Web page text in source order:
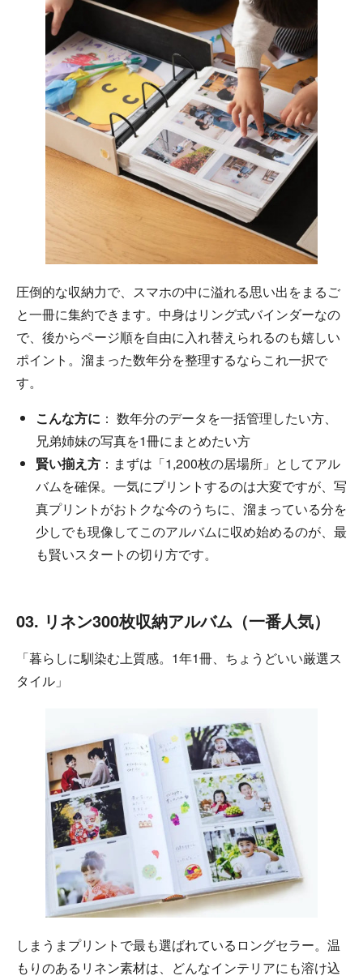
圧倒的な収納力で、スマホの中に溢れる思い出をまるご
と一冊に集約できます。中身はリング式バインダーなの
で、後からページ順を自由に入れ替えられるのも嬉しい
ポイント。溜まった数年分を整理するならこれ一択で
す。
こんな方に ： 数年分のデータを一括管理したい方、
兄弟姉妹の写真を1冊にまとめたい方
賢い揃え方 ：まずは「1,200枚の居場所」としてアル
バムを確保。一気にプリントするのは大変ですが、写
真プリントがおトクな今のうちに、溜まっている分を
少しでも現像してこのアルバムに収め始めるのが、最
も賢いスタートの切り方です。
03. リネン300枚収納アルバム（一番人気）
「暮らしに馴染む上質感。1年1冊、ちょうどいい厳選ス
タイル」
しまうまプリントで最も選ばれているロングセラー。温
もりのあるリネン素材は、どんなインテリアにも溶け込